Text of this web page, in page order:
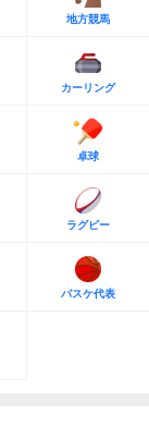
地方競馬
カーリング
卓球
ラグビー
バスケ代表